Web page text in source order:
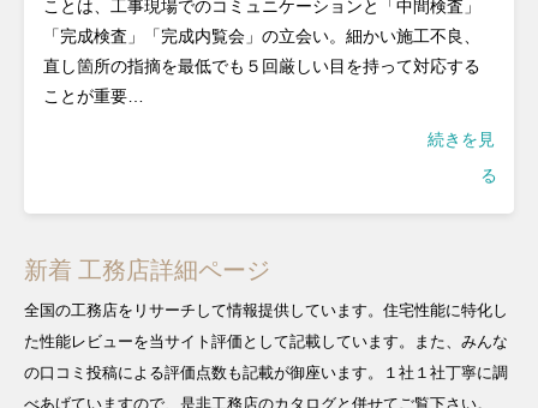
ことは、工事現場でのコミュニケーションと「中間検査」
「完成検査」「完成内覧会」の立会い。細かい施工不良、
直し箇所の指摘を最低でも５回厳しい目を持って対応する
ことが重要…
続きを見
る
新着 工務店詳細ページ
全国の工務店をリサーチして情報提供しています。住宅性能に特化し
た性能レビューを当サイト評価として記載しています。また、みんな
の口コミ投稿による評価点数も記載が御座います。１社１社丁寧に調
べあげていますので、是非工務店のカタログと併せてご覧下さい。